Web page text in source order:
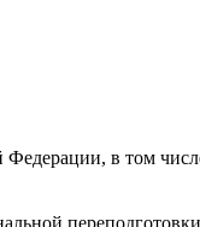
Федерации, в том